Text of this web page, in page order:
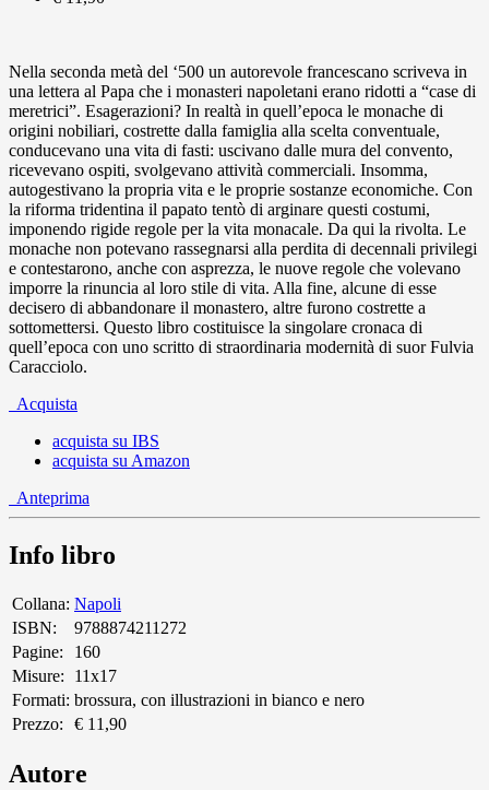
Nella seconda metà del ‘500 un autorevole francescano scriveva in
una lettera al Papa che i monasteri napoletani erano ridotti a “case di
meretrici”. Esagerazioni? In realtà in quell’epoca le monache di
origini nobiliari, costrette dalla famiglia alla scelta conventuale,
conducevano una vita di fasti: uscivano dalle mura del convento,
ricevevano ospiti, svolgevano attività commerciali. Insomma,
autogestivano la propria vita e le proprie sostanze economiche. Con
la riforma tridentina il papato tentò di arginare questi costumi,
imponendo rigide regole per la vita monacale. Da qui la rivolta. Le
monache non potevano rassegnarsi alla perdita di decennali privilegi
e contestarono, anche con asprezza, le nuove regole che volevano
imporre la rinuncia al loro stile di vita. Alla fine, alcune di esse
decisero di abbandonare il monastero, altre furono costrette a
sottomettersi. Questo libro costituisce la singolare cronaca di
quell’epoca con uno scritto di straordinaria modernità di suor Fulvia
Caracciolo.
Acquista
acquista su IBS
acquista su Amazon
Anteprima
Info libro
Collana: Napoli
ISBN:
9788874211272
Pagine:
160
Misure:
11x17
Formati: brossura, con illustrazioni in bianco e nero
Prezzo:
€ 11,90
Autore